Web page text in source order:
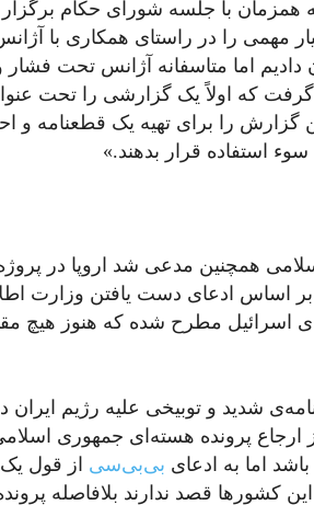
با جلسه شورای حکام
مهمی را در راستای همکاری با
دادیم اما متاسفانه آژانس تحت
که اولاً یک گزارشی را تحت
گزارش را برای تهیه یک قطعنامه و
استفاده قرار بدهند.»
همچنین مدعی شد اروپا در
اساس ادعای دست یافتن وزارت
اسرائیل مطرح شده که هنوز هیچ
شدید و توبیخی علیه رژیم ایران
ارجاع پرونده هسته‌ای جمهوری
اما به ادعای بی‌بی‌سی از قول
کشورها قصد ندارند بلافاصله